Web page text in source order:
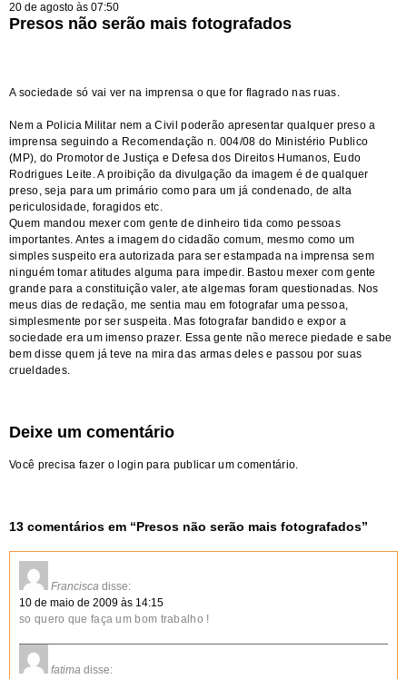
20 de agosto às 07:50
Presos não serão mais fotografados
A sociedade só vai ver na imprensa o que for flagrado nas ruas.
Nem a Policia Militar nem a Civil poderão apresentar qualquer preso a
imprensa seguindo a Recomendação n. 004/08 do Ministério Publico
(MP), do Promotor de Justiça e Defesa dos Direitos Humanos, Eudo
Rodrigues Leite. A proibição da divulgação da imagem é de qualquer
preso, seja para um primário como para um já condenado, de alta
periculosidade, foragidos etc.
Quem mandou mexer com gente de dinheiro tida como pessoas
importantes. Antes a imagem do cidadão comum, mesmo como um
simples suspeito era autorizada para ser estampada na imprensa sem
ninguém tomar atitudes alguma para impedir. Bastou mexer com gente
grande para a constituição valer, ate algemas foram questionadas. Nos
meus dias de redação, me sentia mau em fotografar uma pessoa,
simplesmente por ser suspeita. Mas fotografar bandido e expor a
sociedade era um imenso prazer. Essa gente não merece piedade e sabe
bem disse quem já teve na mira das armas deles e passou por suas
crueldades.
Deixe um comentário
Você precisa fazer o login para publicar um comentário.
13 comentários em “Presos não serão mais fotografados”
Francisca disse:
10 de maio de 2009 às 14:15
so quero que faça um bom trabalho !
fatima disse: